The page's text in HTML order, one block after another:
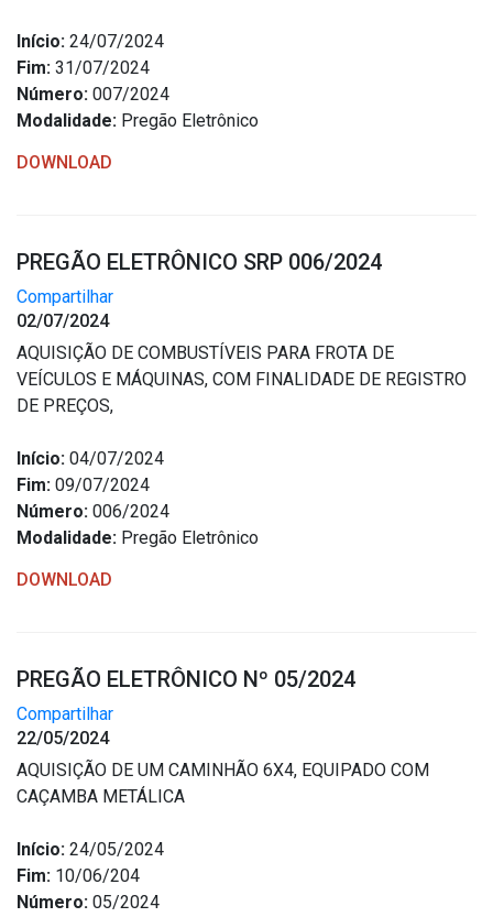
Início: 24/07/2024
Fim: 31/07/2024
Número: 007/2024
Modalidade: Pregão Eletrônico
DOWNLOAD
PREGÃO ELETRÔNICO SRP 006/2024
Compartilhar
02/07/2024
AQUISIÇÃO DE COMBUSTÍVEIS PARA FROTA DE
VEÍCULOS E MÁQUINAS, COM FINALIDADE DE REGISTRO
DE PREÇOS,
Início: 04/07/2024
Fim: 09/07/2024
Número: 006/2024
Modalidade: Pregão Eletrônico
DOWNLOAD
PREGÃO ELETRÔNICO Nº 05/2024
Compartilhar
22/05/2024
AQUISIÇÃO DE UM CAMINHÃO 6X4, EQUIPADO COM
CAÇAMBA METÁLICA
Início: 24/05/2024
Fim: 10/06/204
Número: 05/2024